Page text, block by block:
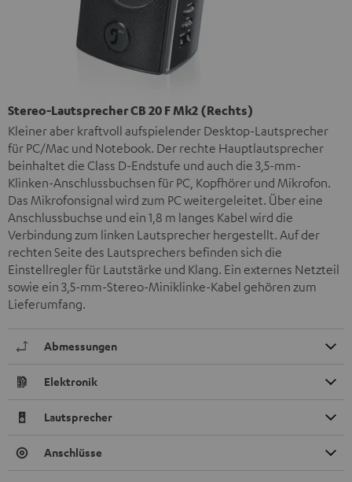
Stereo-Lautsprecher CB 20 F Mk2 (Rechts)
Kleiner aber kraftvoll aufspielender Desktop-Lautsprecher
für PC/Mac und Notebook. Der rechte Hauptlautsprecher
beinhaltet die Class D-Endstufe und auch die 3,5-mm-
Klinken-Anschlussbuchsen für PC, Kopfhörer und Mikrofon.
Das Mikrofonsignal wird zum PC weitergeleitet. Über eine
Anschlussbuchse und ein 1,8 m langes Kabel wird die
Verbindung zum linken Lautsprecher hergestellt. Auf der
rechten Seite des Lautsprechers befinden sich die
Einstellregler für Lautstärke und Klang. Ein externes Netzteil
sowie ein 3,5-mm-Stereo-Miniklinke-Kabel gehören zum
Lieferumfang.
Abmessungen
Elektronik
Lautsprecher
Anschlüsse